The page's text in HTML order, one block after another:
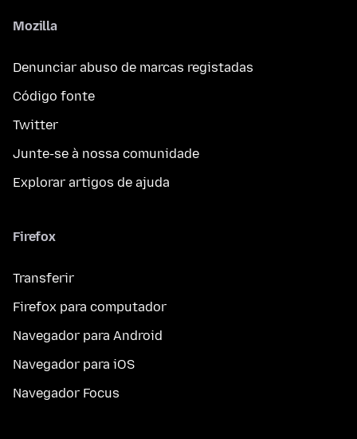
Mozilla
Denunciar abuso de marcas registadas
Código fonte
Twitter
Junte-se à nossa comunidade
Explorar artigos de ajuda
Firefox
Transferir
Firefox para computador
Navegador para Android
Navegador para iOS
Navegador Focus